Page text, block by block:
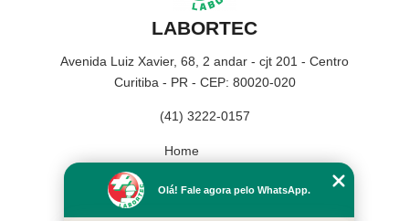
LABORTEC
Avenida Luiz Xavier, 68, 2 andar - cjt 201 - Centro
Curitiba - PR - CEP: 80020-020
(41) 3222-0157
Home
Missão
Olá! Fale agora pelo WhatsApp.